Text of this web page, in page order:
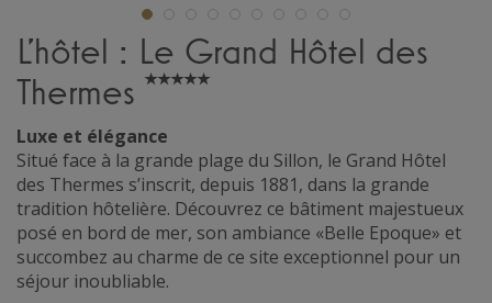
L'hôtel : Le Grand Hôtel des
Thermes
Luxe et élégance
Situé face à la grande plage du Sillon, le Grand Hôtel
des Thermes s’inscrit, depuis 1881, dans la grande
tradition hôtelière. Découvrez ce bâtiment majestueux
posé en bord de mer, son ambiance «Belle Epoque» et
succombez au charme de ce site exceptionnel pour un
séjour inoubliable.